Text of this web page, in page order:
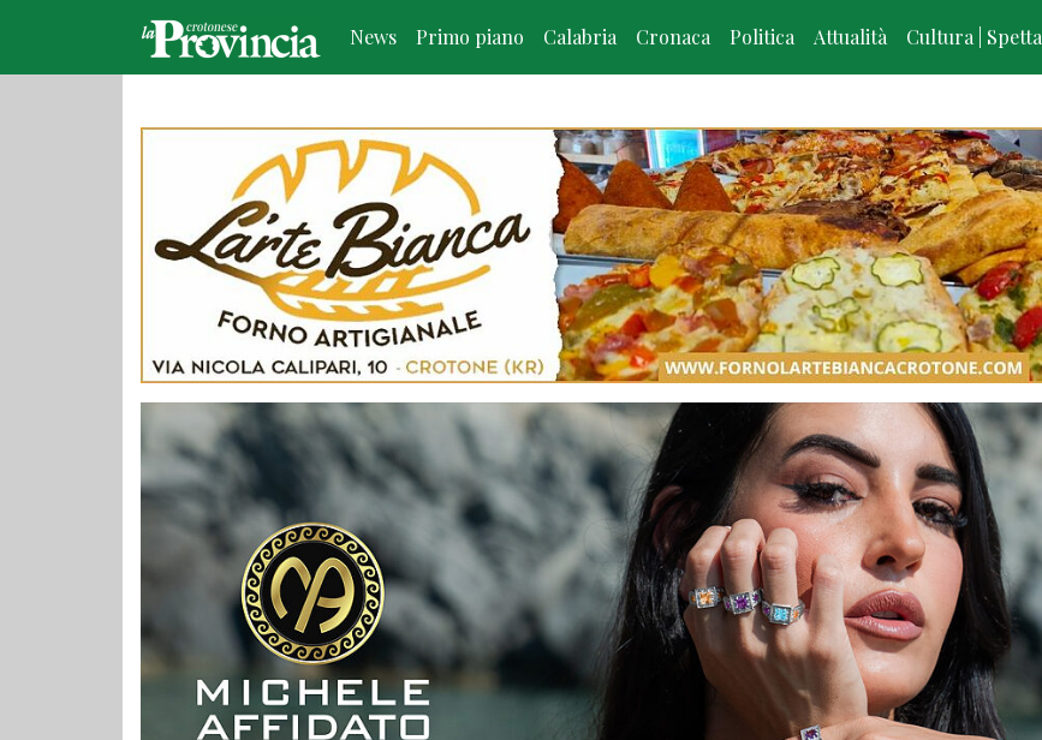
News Primo piano Calabria Cronaca Politica Attualità Cultura |